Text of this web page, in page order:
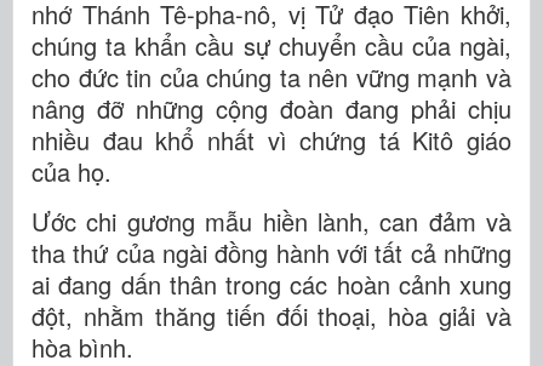
nhớ Thánh Tê-pha-nô, vị Tử đạo Tiên khởi,
chúng ta khẩn cầu sự chuyển cầu của ngài,
cho đức tin của chúng ta nên vững mạnh và
nâng đỡ những cộng đoàn đang phải chịu
nhiều đau khổ nhất vì chứng tá Kitô giáo
của họ.
Ước chi gương mẫu hiền lành, can đảm và
tha thứ của ngài đồng hành với tất cả những
ai đang dấn thân trong các hoàn cảnh xung
đột, nhằm thăng tiến đối thoại, hòa giải và
hòa bình.